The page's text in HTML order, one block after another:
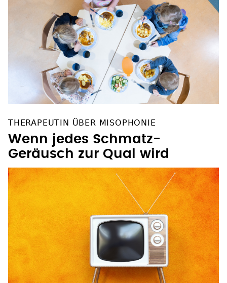
THERAPEUTIN ÜBER MISOPHONIE
Wenn jedes Schmatz-
Geräusch zur Qual wird